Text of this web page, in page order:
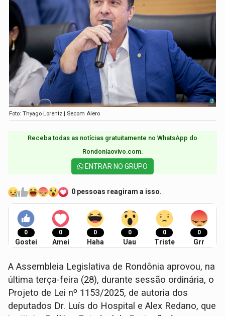
Foto: Thyago Lorentz | Secom Alero
Receba todas as notícias gratuitamente no WhatsApp do
Rondoniaovivo.com.​
ENTRAR NO GRUPO
0 pessoas reagiram a isso.
0
Gostei
0
Amei
0
Haha
0
Uau
0
Triste
0
Grr
A Assembleia Legislativa de Rondônia aprovou, na
última terça-feira (28), durante sessão ordinária, o
Projeto de Lei nº 1153/2025, de autoria dos
deputados Dr. Luís do Hospital e Alex Redano, que